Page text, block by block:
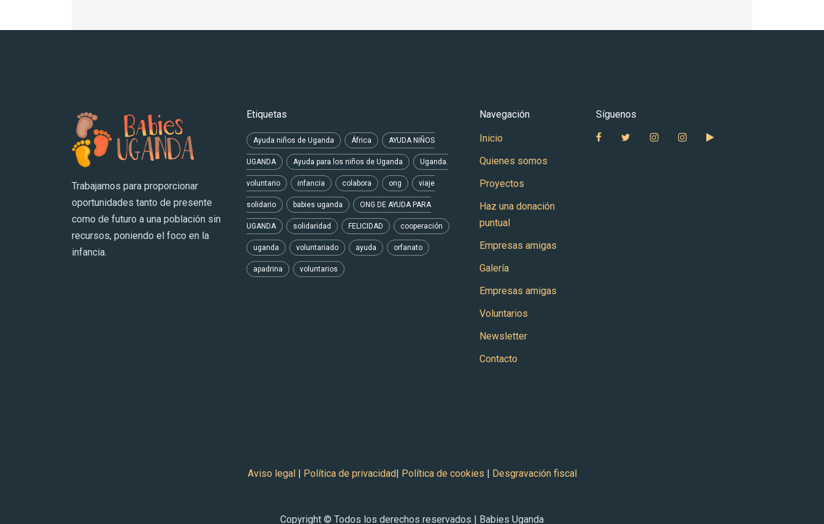
Trabajamos para proporcionar
oportunidades tanto de presente
como de futuro a una población sin
recursos, poniendo el foco en la
infancia.
Etiquetas
Ayuda niños de Uganda África AYUDA NIÑOS
UGANDA Ayuda para los niños de Uganda Uganda.
voluntario infancia colabora ong viaje
solidario babies uganda ONG DE AYUDA PARA
UGANDA solidaridad FELICIDAD cooperación
uganda voluntariado ayuda orfanato
apadrina voluntarios
Navegación
Inicio
Quienes somos
Proyectos
Haz una donación
puntual
Empresas amigas
Galería
Empresas amigas
Voluntarios
Newsletter
Contacto
Síguenos
FacebookTwitterInstagram Babies Uganda
Instagram Auntie Maria Galan
YouTube
Aviso legal| Política de privacidad| Política de cookies | Desgravación fiscal
Copyright © Todos los derechos reservados | Babies Uganda